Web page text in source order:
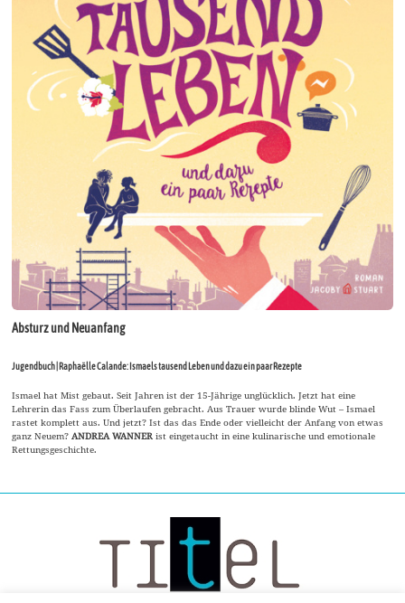
Absturz und Neuanfang
Jugendbuch | Raphaëlle Calande: Ismaels tausend Leben und dazu ein paar Rezepte
Ismael hat Mist gebaut. Seit Jahren ist der 15-Jährige unglücklich. Jetzt hat eine
Lehrerin das Fass zum Überlaufen gebracht. Aus Trauer wurde blinde Wut – Ismael
rastet komplett aus. Und jetzt? Ist das das Ende oder vielleicht der Anfang von etwas
ganz Neuem?ANDREA WANNERist eingetaucht in eine kulinarische und emotionale
Rettungsgeschichte.